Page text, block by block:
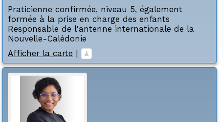
Praticienne confirmée, niveau 5, également
formée à la prise en charge des enfants
Responsable de l'antenne internationale de la
Nouvelle-Calédonie
Afficher la carte |